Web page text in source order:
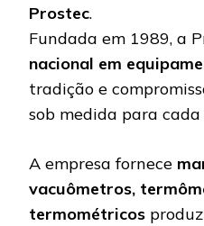
Prostec.
Fundada em 1989, a
nacional em
tradição e
sob medida para
A empresa fornece
vacuômetros,
termométricos